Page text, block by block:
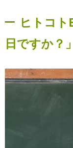
ヒトコト
日ですか？」
動